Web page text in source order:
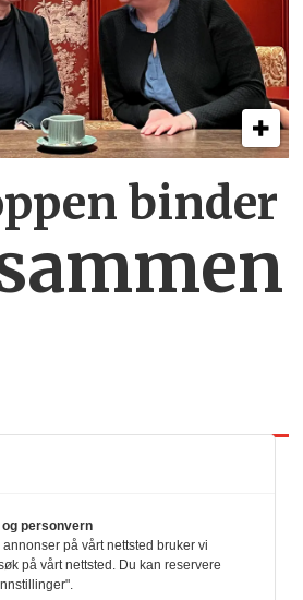
binder
personvern
på vårt nettsted bruker vi
på vårt nettsted. Du kan reservere